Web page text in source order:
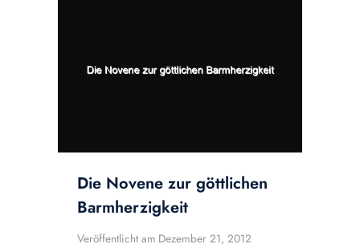
Die Novene zur göttlichen
Barmherzigkeit
Veröffentlicht am Dezember 21, 2012